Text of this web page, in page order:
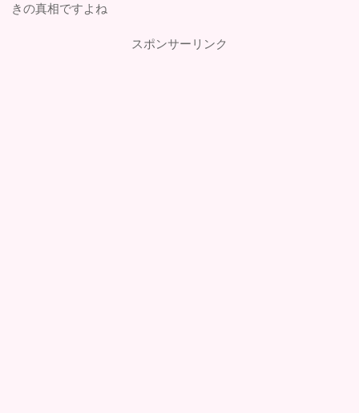
きの真相ですよね
スポンサーリンク